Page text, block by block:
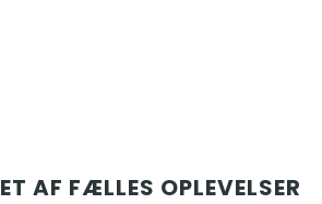
AF FÆLLES OPLEVELSER